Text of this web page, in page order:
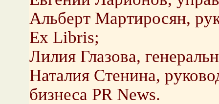
Альберт Мартиросян,
Ex Libris;
Лилия Глазова,
Наталия Стенина,
бизнеса PR News.